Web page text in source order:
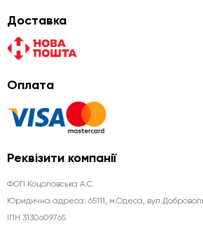
Доставка
Оплата
Реквізити компанії
ФОП Коцоловська А.С.
Юридична aдреса: 65111, м.Одеса,
ІПН 3130609765